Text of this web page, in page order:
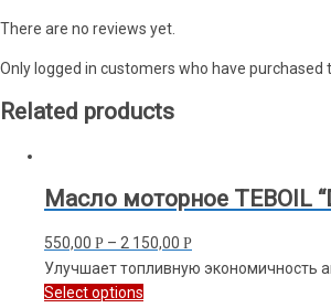
There are no reviews yet.
Only logged in customers who have purchased
Related products
Масло моторное TEBOIL
550,00 Р – 2 150,00 Р
Улучшает топливную экономичность
Select options